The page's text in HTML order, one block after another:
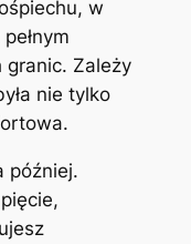
w
granic. Zależy
nie tylko
później.